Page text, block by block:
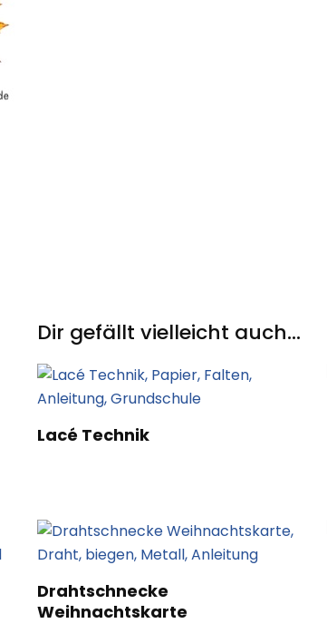
Dir gefällt vielleicht auch...
Lacé Technik
Drahtschnecke
Weihnachtskarte